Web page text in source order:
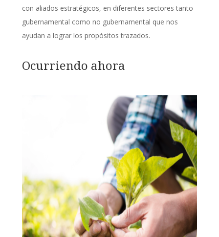
con aliados estratégicos, en diferentes sectores tanto
gubernamental como no gubernamental que nos
ayudan a lograr los propósitos trazados.
Ocurriendo ahora